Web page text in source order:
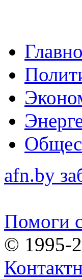
afn.by
Помоги
© 1995-